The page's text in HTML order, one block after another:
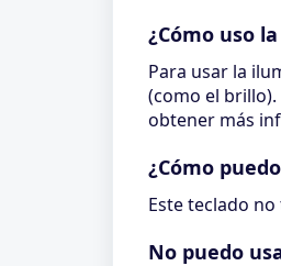
¿Cómo uso
Para usar la
(como el
obtener más
¿Cómo
Este teclado
No puedo